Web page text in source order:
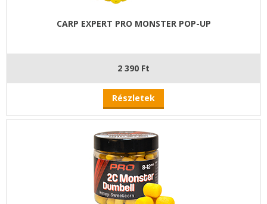
CARP EXPERT PRO MONSTER POP-UP
2 390 Ft
Részletek